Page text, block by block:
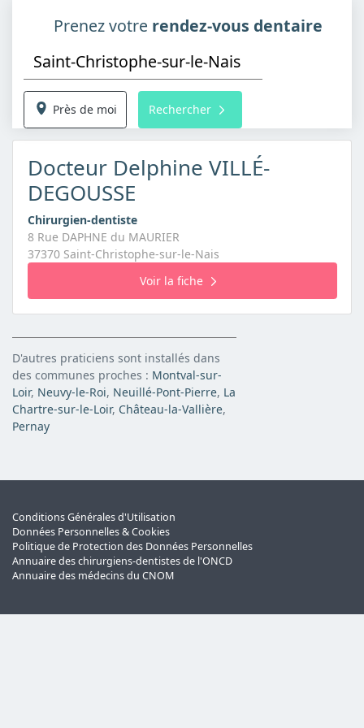
Prenez votre rendez-vous dentaire
Près de moi Rechercher
Docteur Delphine VILLÉ-
DEGOUSSE
Chirurgien-dentiste
8 Rue DAPHNE du MAURIER
37370 Saint-Christophe-sur-le-Nais
Voir la fiche
D'autres praticiens sont installés dans
des communes proches : Montval-sur-
Loir, Neuvy-le-Roi, Neuillé-Pont-Pierre, La
Chartre-sur-le-Loir, Château-la-Vallière,
Pernay
Conditions Générales d'Utilisation
Données Personnelles & Cookies
Politique de Protection des Données Personnelles
Annuaire des chirurgiens-dentistes de l'ONCD
Annuaire des médecins du CNOM